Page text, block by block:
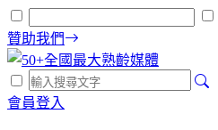
贊助我們
會員登入